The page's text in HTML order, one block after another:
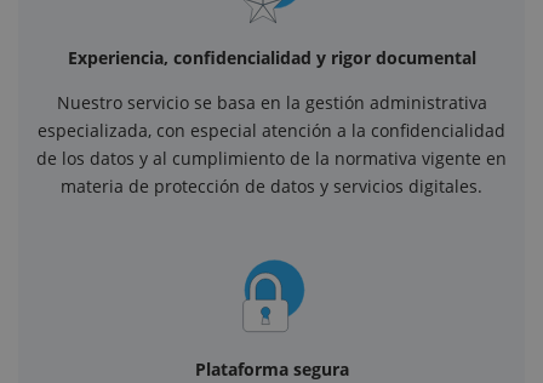
Experiencia, confidencialidad y rigor documental
Nuestro servicio se basa en la gestión administrativa
especializada, con especial atención a la confidencialidad
de los datos y al cumplimiento de la normativa vigente en
materia de protección de datos y servicios digitales.
Plataforma segura